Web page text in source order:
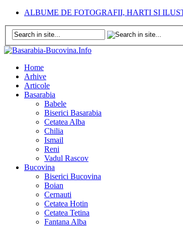
ALBUME DE FOTOGRAFII, HARTI SI
Home
Arhive
Articole
Basarabia
Babele
Biserici Basarabia
Cetatea Alba
Chilia
Ismail
Reni
Vadul Rascov
Bucovina
Biserici Bucovina
Boian
Cernauti
Cetatea Hotin
Cetatea Tetina
Fantana Alba